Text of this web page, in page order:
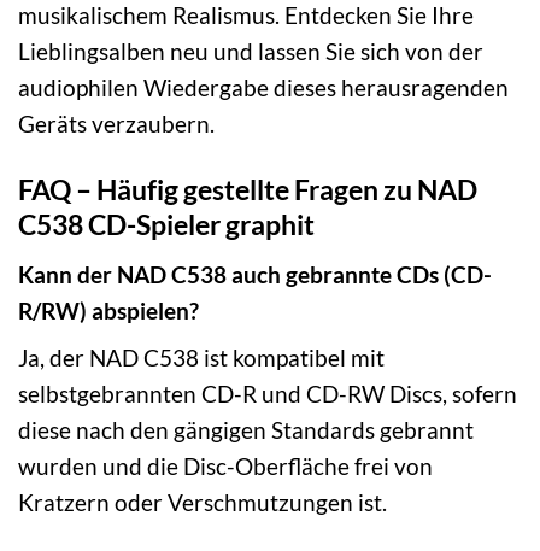
musikalischem Realismus. Entdecken Sie Ihre
Lieblingsalben neu und lassen Sie sich von der
audiophilen Wiedergabe dieses herausragenden
Geräts verzaubern.
FAQ – Häufig gestellte Fragen zu NAD
C538 CD-Spieler graphit
Kann der NAD C538 auch gebrannte CDs (CD-
R/RW) abspielen?
Ja, der NAD C538 ist kompatibel mit
selbstgebrannten CD-R und CD-RW Discs, sofern
diese nach den gängigen Standards gebrannt
wurden und die Disc-Oberfläche frei von
Kratzern oder Verschmutzungen ist.